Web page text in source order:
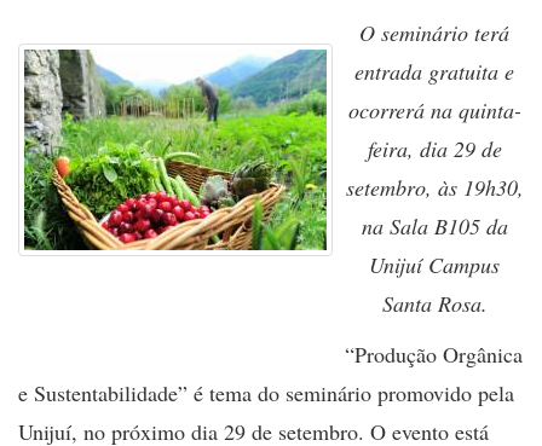
O seminário terá
entrada gratuita e
ocorrerá na quinta-
feira, dia 29 de
setembro, às 19h30,
na Sala B105 da
Unijuí Campus
Santa Rosa.
“Produção Orgânica
e Sustentabilidade” é tema do seminário promovido pela
Unijuí, no próximo dia 29 de setembro. O evento está